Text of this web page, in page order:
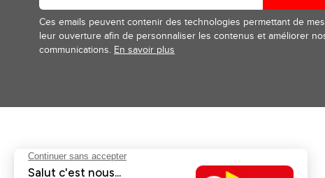
Ces emails peuvent contenir des technologies permettant de
leur ouverture afin de personnaliser les contenus et améliorer
communications. En savoir plus
Aides et informations